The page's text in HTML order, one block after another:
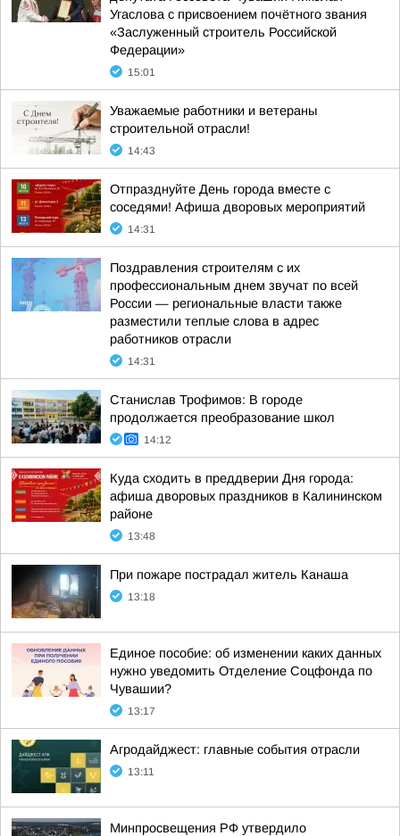
Угаслова с присвоением почётного звания
«Заслуженный строитель Российской
Федерации»
15:01
Уважаемые работники и ветераны
строительной отрасли!
14:43
Отпразднуйте День города вместе с
соседями! Афиша дворовых мероприятий
14:31
Поздравления строителям с их
профессиональным днем звучат по всей
России — региональные власти также
разместили теплые слова в адрес
работников отрасли
14:31
Станислав Трофимов: В городе
продолжается преобразование школ
14:12
Куда сходить в преддверии Дня города:
афиша дворовых праздников в Калининском
районе
13:48
При пожаре пострадал житель Канаша
13:18
Единое пособие: об изменении каких данных
нужно уведомить Отделение Соцфонда по
Чувашии?
13:17
Агродайджест: главные события отрасли
13:11
Минпросвещения РФ утвердило